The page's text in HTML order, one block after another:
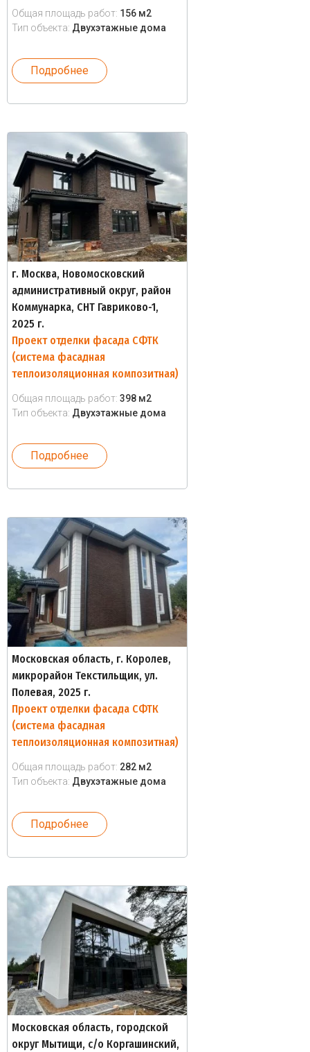
Общая площадь работ: 156 м2
Тип объекта: Двухэтажные дома
Подробнее
г. Москва, Новомосковский
административный округ, район
Коммунарка, СНТ Гавриково-1,
2025 г.
Проект отделки фасада СФТК
(система фасадная
теплоизоляционная композитная)
Общая площадь работ: 398 м2
Тип объекта: Двухэтажные дома
Подробнее
Московская область, г. Королев,
микрорайон Текстильщик, ул.
Полевая, 2025 г.
Проект отделки фасада СФТК
(система фасадная
теплоизоляционная композитная)
Общая площадь работ: 282 м2
Тип объекта: Двухэтажные дома
Подробнее
Московская область, городской
округ Мытищи, с/о Коргашинский,